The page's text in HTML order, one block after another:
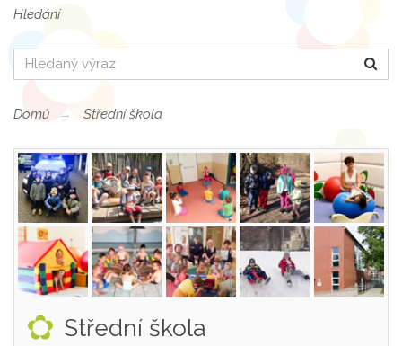
Hledání
Hledat
Domů Střední škola
Střední škola